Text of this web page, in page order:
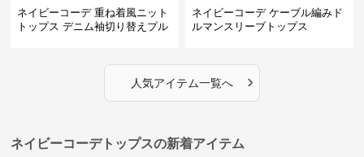
ネイビーコーデ 重ね着風ニット
トップス デニム袖切り替えプル
ネイビーコーデ ケーブル編みド
ルマンスリーブトップス
人気アイテム一覧へ ›
ネイビーコーデトップスの新着アイテム